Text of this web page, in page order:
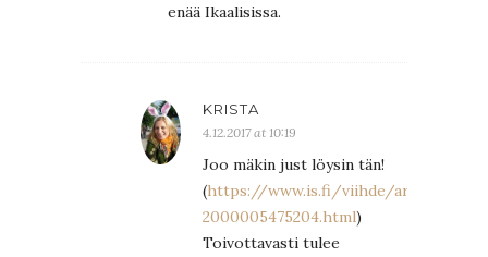
enää Ikaalisissa.
KRISTA
4.12.2017 at 10:19
Joo mäkin just löysin tän!
(https://www.is.fi/viihde/art-
2000005475204.html)
Toivottavasti tulee